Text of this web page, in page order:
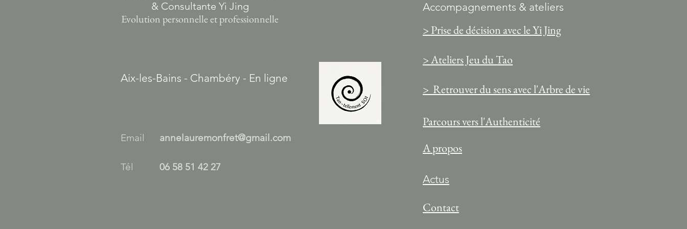
& Consultante Yi Jing
Evolution personnelle et professionnelle
Accompagnements & ateliers
> Prise de décision avec le Yi Jing
> Ateliers Jeu du Tao
Aix-les-Bains - Chambéry - En ligne
> Retrouver du sens avec l'Arbre de vie
Parcours vers l'Authenticité
Email annelauremonfret@gmail.com
Tél 06 58 51 42 27
A propos
Actus
Contact